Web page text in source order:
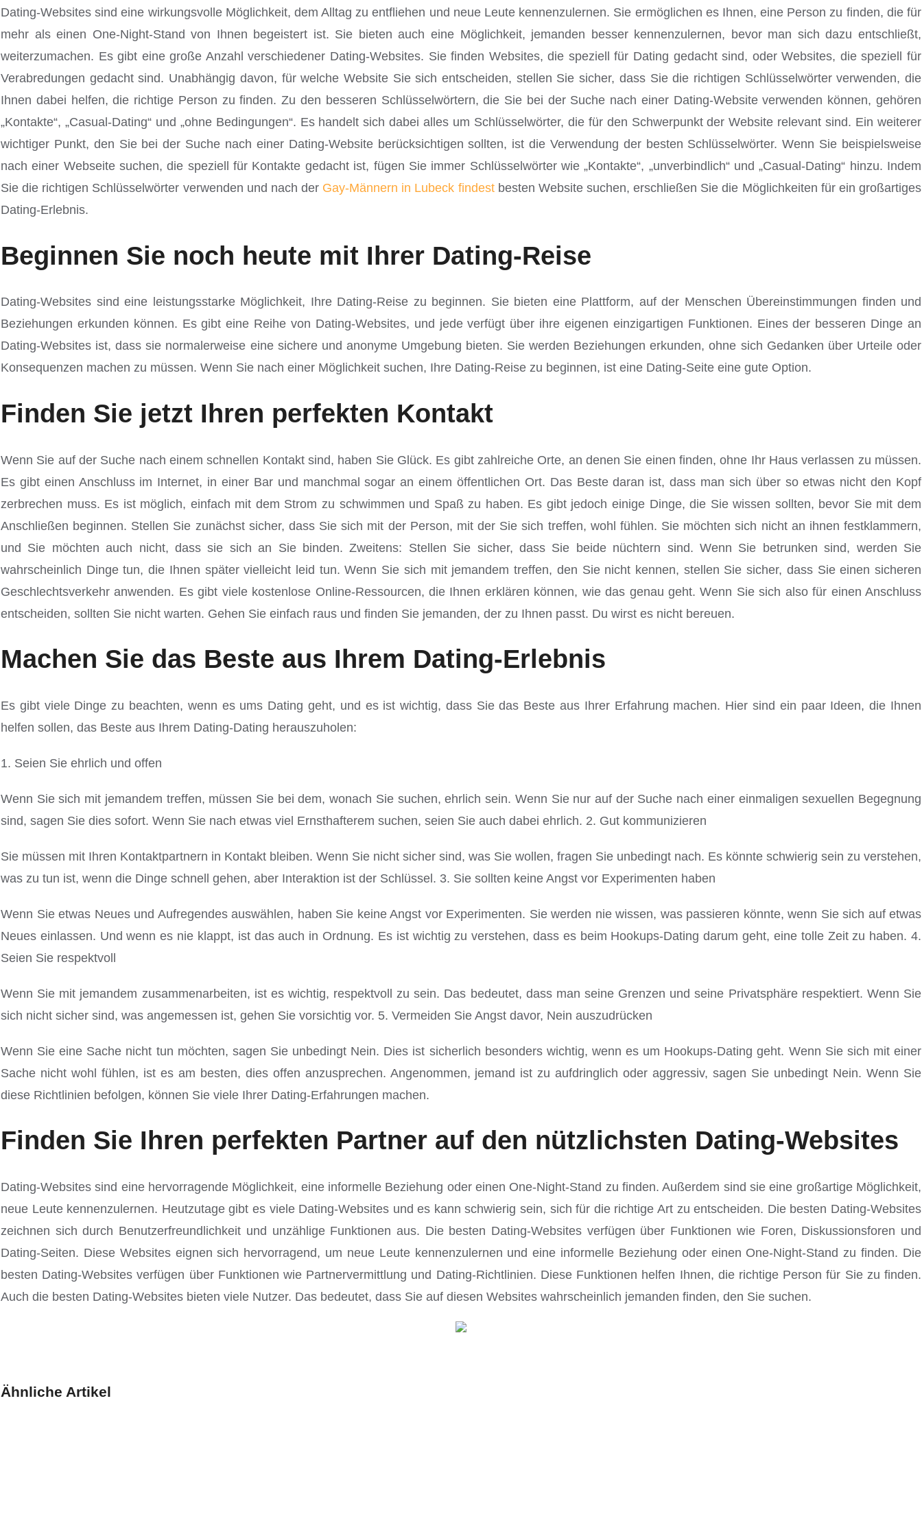
Dating-Websites sind eine wirkungsvolle Möglichkeit, dem Alltag zu entfliehen und neue Leute kennenzulernen. Sie ermöglichen es Ihnen, eine Person zu finden, die für
mehr als einen One-Night-Stand von Ihnen begeistert ist. Sie bieten auch eine Möglichkeit, jemanden besser kennenzulernen, bevor man sich dazu entschließt,
weiterzumachen. Es gibt eine große Anzahl verschiedener Dating-Websites. Sie finden Websites, die speziell für Dating gedacht sind, oder Websites, die speziell für
Verabredungen gedacht sind. Unabhängig davon, für welche Website Sie sich entscheiden, stellen Sie sicher, dass Sie die richtigen Schlüsselwörter verwenden, die
Ihnen dabei helfen, die richtige Person zu finden. Zu den besseren Schlüsselwörtern, die Sie bei der Suche nach einer Dating-Website verwenden können, gehören
„Kontakte“, „Casual-Dating“ und „ohne Bedingungen“. Es handelt sich dabei alles um Schlüsselwörter, die für den Schwerpunkt der Website relevant sind. Ein weiterer
wichtiger Punkt, den Sie bei der Suche nach einer Dating-Website berücksichtigen sollten, ist die Verwendung der besten Schlüsselwörter. Wenn Sie beispielsweise
nach einer Webseite suchen, die speziell für Kontakte gedacht ist, fügen Sie immer Schlüsselwörter wie „Kontakte“, „unverbindlich“ und „Casual-Dating“ hinzu. Indem
Sie die richtigen Schlüsselwörter verwenden und nach der Gay-Männern in Lubeck findestbesten Website suchen, erschließen Sie die Möglichkeiten für ein großartiges
Dating-Erlebnis.
Beginnen Sie noch heute mit Ihrer Dating-Reise
Dating-Websites sind eine leistungsstarke Möglichkeit, Ihre Dating-Reise zu beginnen. Sie bieten eine Plattform, auf der Menschen Übereinstimmungen finden und
Beziehungen erkunden können. Es gibt eine Reihe von Dating-Websites, und jede verfügt über ihre eigenen einzigartigen Funktionen. Eines der besseren Dinge an
Dating-Websites ist, dass sie normalerweise eine sichere und anonyme Umgebung bieten. Sie werden Beziehungen erkunden, ohne sich Gedanken über Urteile oder
Konsequenzen machen zu müssen. Wenn Sie nach einer Möglichkeit suchen, Ihre Dating-Reise zu beginnen, ist eine Dating-Seite eine gute Option.
Finden Sie jetzt Ihren perfekten Kontakt
Wenn Sie auf der Suche nach einem schnellen Kontakt sind, haben Sie Glück. Es gibt zahlreiche Orte, an denen Sie einen finden, ohne Ihr Haus verlassen zu müssen.
Es gibt einen Anschluss im Internet, in einer Bar und manchmal sogar an einem öffentlichen Ort. Das Beste daran ist, dass man sich über so etwas nicht den Kopf
zerbrechen muss. Es ist möglich, einfach mit dem Strom zu schwimmen und Spaß zu haben. Es gibt jedoch einige Dinge, die Sie wissen sollten, bevor Sie mit dem
Anschließen beginnen. Stellen Sie zunächst sicher, dass Sie sich mit der Person, mit der Sie sich treffen, wohl fühlen. Sie möchten sich nicht an ihnen festklammern,
und Sie möchten auch nicht, dass sie sich an Sie binden. Zweitens: Stellen Sie sicher, dass Sie beide nüchtern sind. Wenn Sie betrunken sind, werden Sie
wahrscheinlich Dinge tun, die Ihnen später vielleicht leid tun. Wenn Sie sich mit jemandem treffen, den Sie nicht kennen, stellen Sie sicher, dass Sie einen sicheren
Geschlechtsverkehr anwenden. Es gibt viele kostenlose Online-Ressourcen, die Ihnen erklären können, wie das genau geht. Wenn Sie sich also für einen Anschluss
entscheiden, sollten Sie nicht warten. Gehen Sie einfach raus und finden Sie jemanden, der zu Ihnen passt. Du wirst es nicht bereuen.
Machen Sie das Beste aus Ihrem Dating-Erlebnis
Es gibt viele Dinge zu beachten, wenn es ums Dating geht, und es ist wichtig, dass Sie das Beste aus Ihrer Erfahrung machen. Hier sind ein paar Ideen, die Ihnen
helfen sollen, das Beste aus Ihrem Dating-Dating herauszuholen:
1. Seien Sie ehrlich und offen
Wenn Sie sich mit jemandem treffen, müssen Sie bei dem, wonach Sie suchen, ehrlich sein. Wenn Sie nur auf der Suche nach einer einmaligen sexuellen Begegnung
sind, sagen Sie dies sofort. Wenn Sie nach etwas viel Ernsthafterem suchen, seien Sie auch dabei ehrlich. 2. Gut kommunizieren
Sie müssen mit Ihren Kontaktpartnern in Kontakt bleiben. Wenn Sie nicht sicher sind, was Sie wollen, fragen Sie unbedingt nach. Es könnte schwierig sein zu verstehen,
was zu tun ist, wenn die Dinge schnell gehen, aber Interaktion ist der Schlüssel. 3. Sie sollten keine Angst vor Experimenten haben
Wenn Sie etwas Neues und Aufregendes auswählen, haben Sie keine Angst vor Experimenten. Sie werden nie wissen, was passieren könnte, wenn Sie sich auf etwas
Neues einlassen. Und wenn es nie klappt, ist das auch in Ordnung. Es ist wichtig zu verstehen, dass es beim Hookups-Dating darum geht, eine tolle Zeit zu haben. 4.
Seien Sie respektvoll
Wenn Sie mit jemandem zusammenarbeiten, ist es wichtig, respektvoll zu sein. Das bedeutet, dass man seine Grenzen und seine Privatsphäre respektiert. Wenn Sie
sich nicht sicher sind, was angemessen ist, gehen Sie vorsichtig vor. 5. Vermeiden Sie Angst davor, Nein auszudrücken
Wenn Sie eine Sache nicht tun möchten, sagen Sie unbedingt Nein. Dies ist sicherlich besonders wichtig, wenn es um Hookups-Dating geht. Wenn Sie sich mit einer
Sache nicht wohl fühlen, ist es am besten, dies offen anzusprechen. Angenommen, jemand ist zu aufdringlich oder aggressiv, sagen Sie unbedingt Nein. Wenn Sie
diese Richtlinien befolgen, können Sie viele Ihrer Dating-Erfahrungen machen.
Finden Sie Ihren perfekten Partner auf den nützlichsten Dating-Websites
Dating-Websites sind eine hervorragende Möglichkeit, eine informelle Beziehung oder einen One-Night-Stand zu finden. Außerdem sind sie eine großartige Möglichkeit,
neue Leute kennenzulernen. Heutzutage gibt es viele Dating-Websites und es kann schwierig sein, sich für die richtige Art zu entscheiden. Die besten Dating-Websites
zeichnen sich durch Benutzerfreundlichkeit und unzählige Funktionen aus. Die besten Dating-Websites verfügen über Funktionen wie Foren, Diskussionsforen und
Dating-Seiten. Diese Websites eignen sich hervorragend, um neue Leute kennenzulernen und eine informelle Beziehung oder einen One-Night-Stand zu finden. Die
besten Dating-Websites verfügen über Funktionen wie Partnervermittlung und Dating-Richtlinien. Diese Funktionen helfen Ihnen, die richtige Person für Sie zu finden.
Auch die besten Dating-Websites bieten viele Nutzer. Das bedeutet, dass Sie auf diesen Websites wahrscheinlich jemanden finden, den Sie suchen.
Ähnliche Artikel